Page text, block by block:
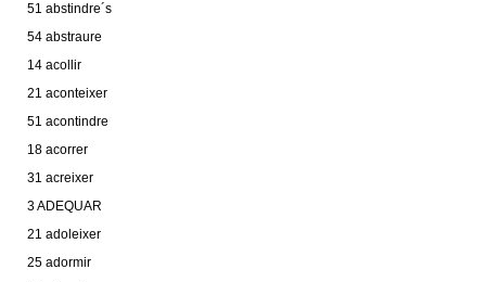
51 abstindre´s
54 abstraure
14 acollir
21 aconteixer
51 acontindre
18 acorrer
31 acreixer
3 ADEQUAR
21 adoleixer
25 adormir